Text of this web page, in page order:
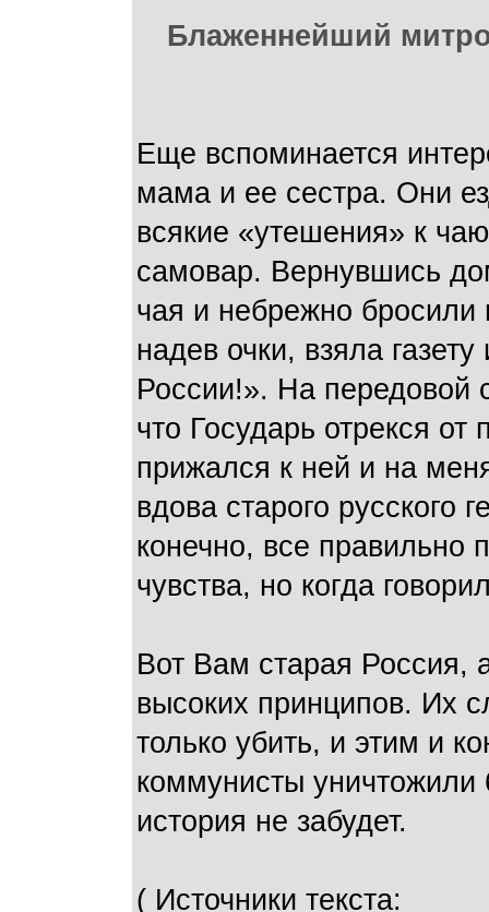
Блаженнейший
Еще вспоминается
мама и ее сестра. Они
всякие «утешения» к
самовар. Вернувшись
чая и небрежно бросили
надев очки, взяла
России!». На передовой
что Государь отрекся
прижался к ней и на
вдова старого русского
конечно, все
чувства, но когда
Вот Вам старая
высоких принципов. Их
только убить, и этим и
коммунисты
история не забудет.
( Источники текста: